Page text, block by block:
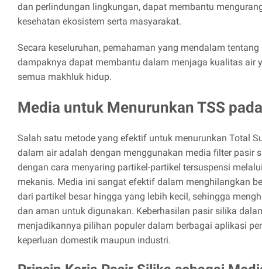
dan perlindungan lingkungan, dapat membantu
kesehatan ekosistem serta masyarakat.
Secara keseluruhan, pemahaman yang mendalam
dampaknya dapat membantu dalam menjaga kualitas air
semua makhluk hidup.
Media untuk Menurunkan TSS
Salah satu metode yang efektif untuk menurunkan Total
dalam air adalah dengan menggunakan media filter pasir
dengan cara menyaring partikel-partikel tersuspensi
mekanis. Media ini sangat efektif dalam menghilangkan
dari partikel besar hingga yang lebih kecil, sehingga
dan aman untuk digunakan. Keberhasilan pasir silika
menjadikannya pilihan populer dalam berbagai aplikasi
keperluan domestik maupun industri.